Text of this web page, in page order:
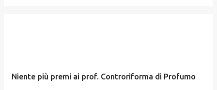
Niente più premi ai prof. Controriforma di Profumo